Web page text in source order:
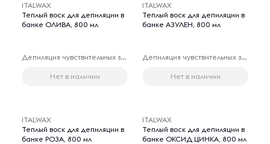
ITALWAX
Теплый воск для депиляции в
банке ОЛИВА, 800 мл
Депиляция чувствительных зон
Нет в наличии
ITALWAX
Теплый воск для депиляции в
банке АЗУЛЕН, 800 мл
Депиляция чувствительных зон
Нет в наличии
ITALWAX
Теплый воск для депиляции в
банке РОЗА, 800 мл
ITALWAX
Теплый воск для депиляции в
банке ОКСИД ЦИНКА, 800 мл